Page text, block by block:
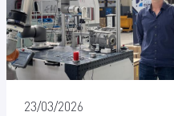
23/03/2026